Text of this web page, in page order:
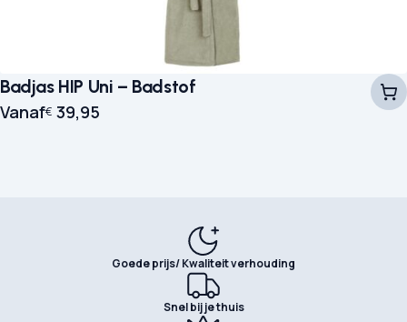
Badjas HIP Uni – Badstof
Vanaf€ 39,95
Goede prijs/ Kwaliteit verhouding
Snel bij je thuis